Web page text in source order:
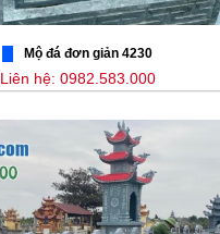
Mộ đá đơn giản 4230
Liên hệ: 0982.583.000